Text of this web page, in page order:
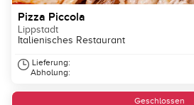
Pizza Piccola
Lippstadt
Italienisches Restaurant
Lieferung:
Abholung:
Geschlossen